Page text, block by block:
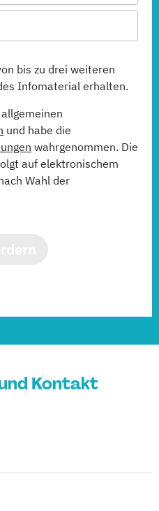
bis zu drei weiteren
Infomaterial erhalten.
und habe die
wahrgenommen. Die
auf elektronischem
Wahl der
Kontakt